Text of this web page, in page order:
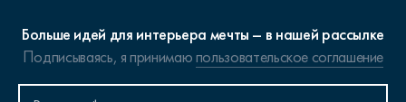
Больше идей для интерьера мечты – в нашей рассылке
Подписываясь, я принимаюпользовательское соглашение